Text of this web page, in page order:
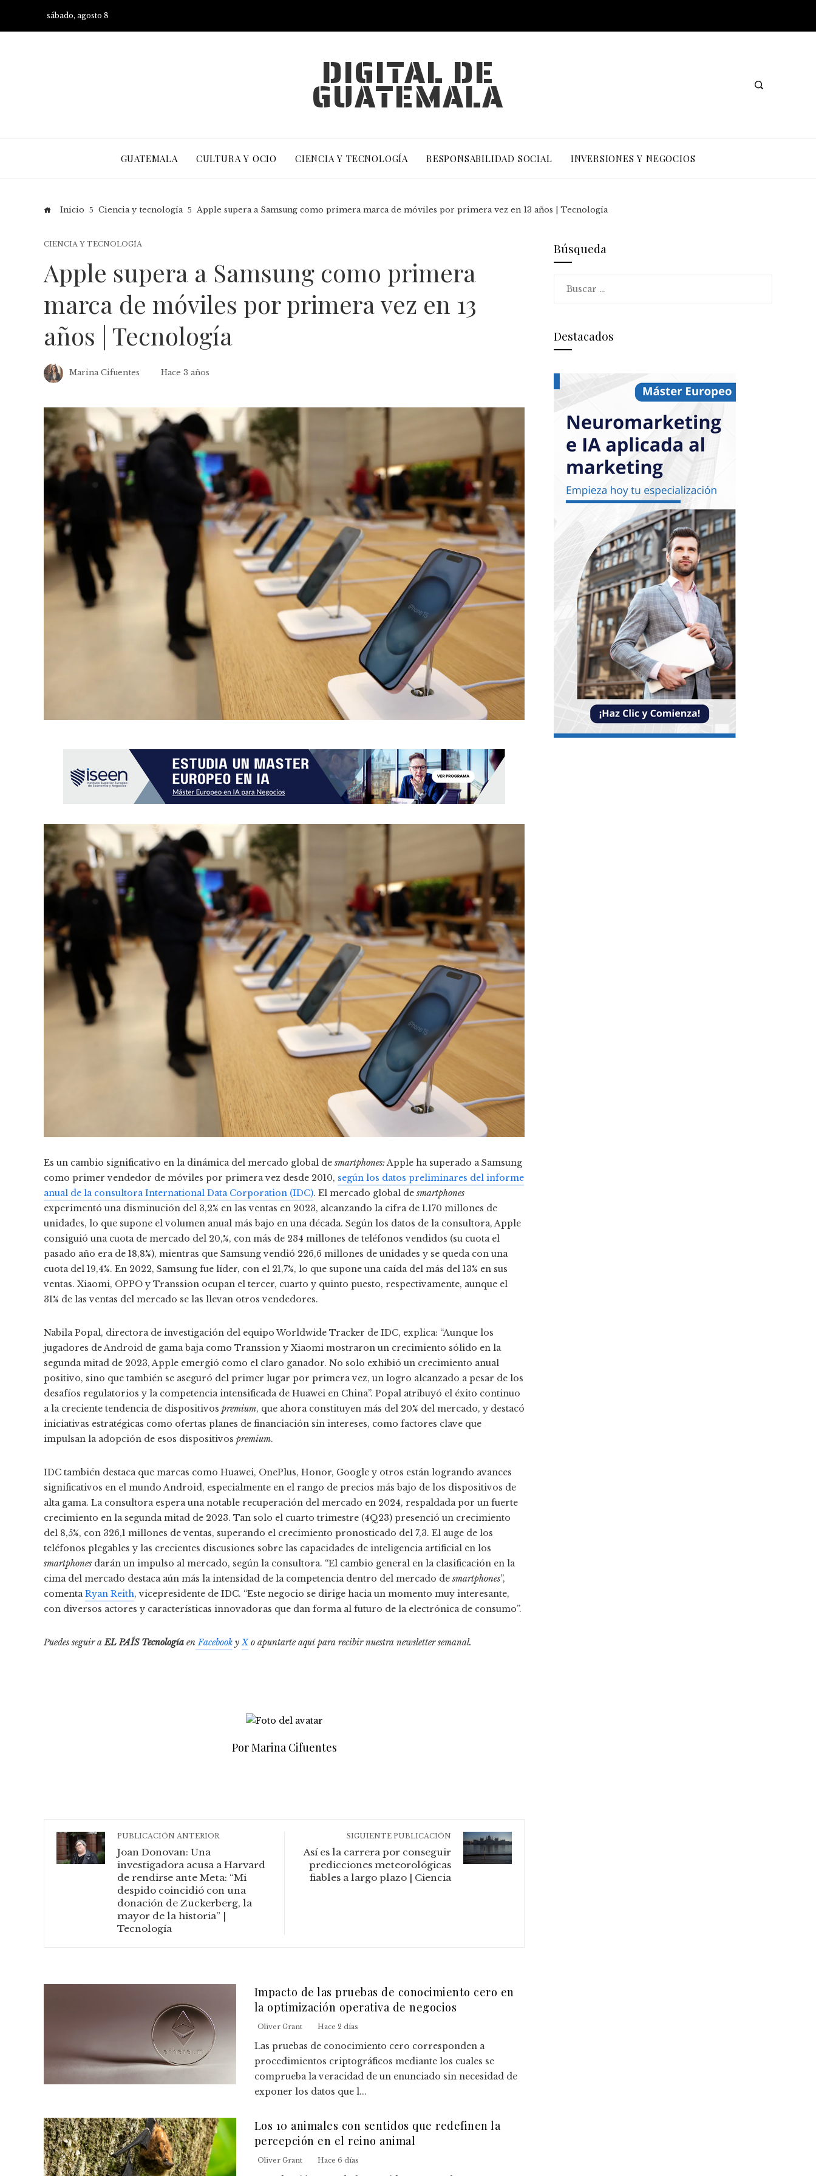
sábado, agosto 8
DIGITAL DE
GUATEMALA
GUATEMALA CULTURA Y OCIO CIENCIA Y TECNOLOGÍA RESPONSABILIDAD SOCIAL INVERSIONES Y NEGOCIOS
Inicio Ciencia y tecnología Apple supera a Samsung como primera marca de móviles por primera vez en 13 años | Tecnología
CIENCIA Y TECNOLOGÍA
Apple supera a Samsung como primera
marca de móviles por primera vez en 13
años | Tecnología
Marina Cifuentes Hace 3 años
Es un cambio significativo en la dinámica del mercado global de smartphones:Apple ha superado a Samsung
como primer vendedor de móviles por primera vez desde 2010, según los datos preliminares del informe
anual de la consultora International Data Corporation (IDC). El mercado global de smartphones
experimentó una disminución del 3,2% en las ventas en 2023, alcanzando la cifra de 1.170 millones de
unidades, lo que supone el volumen anual más bajo en una década. Según los datos de la consultora, Apple
consiguió una cuota de mercado del 20,%, con más de 234 millones de teléfonos vendidos (su cuota el
pasado año era de 18,8%), mientras que Samsung vendió 226,6 millones de unidades y se queda con una
cuota del 19,4%. En 2022, Samsung fue líder, con el 21,7%, lo que supone una caída del más del 13% en sus
ventas. Xiaomi, OPPO y Transsion ocupan el tercer, cuarto y quinto puesto, respectivamente, aunque el
31% de las ventas del mercado se las llevan otros vendedores.
Nabila Popal, directora de investigación del equipo Worldwide Tracker de IDC, explica: “Aunque los
jugadores de Android de gama baja como Transsion y Xiaomi mostraron un crecimiento sólido en la
segunda mitad de 2023, Apple emergió como el claro ganador. No solo exhibió un crecimiento anual
positivo, sino que también se aseguró del primer lugar por primera vez, un logro alcanzado a pesar de los
desafíos regulatorios y la competencia intensificada de Huawei en China”. Popal atribuyó el éxito continuo
a la creciente tendencia de dispositivos premium, que ahora constituyen más del 20% del mercado, y destacó
iniciativas estratégicas como ofertas planes de financiación sin intereses, como factores clave que
impulsan la adopción de esos dispositivos premium.
IDC también destaca que marcas como Huawei, OnePlus, Honor, Google y otros están logrando avances
significativos en el mundo Android, especialmente en el rango de precios más bajo de los dispositivos de
alta gama. La consultora espera una notable recuperación del mercado en 2024, respaldada por un fuerte
crecimiento en la segunda mitad de 2023. Tan solo el cuarto trimestre (4Q23) presenció un crecimiento
del 8,5%, con 326,1 millones de ventas, superando el crecimiento pronosticado del 7,3. El auge de los
teléfonos plegables y las crecientes discusiones sobre las capacidades de inteligencia artificial en los
smartphones darán un impulso al mercado, según la consultora. “El cambio general en la clasificación en la
cima del mercado destaca aún más la intensidad de la competencia dentro del mercado de smartphones”,
comentaRyan Reith, vicepresidente de IDC. “Este negocio se dirige hacia un momento muy interesante,
con diversos actores y características innovadoras que dan forma al futuro de la electrónica de consumo”.
Puedes seguir aEL PAÍS Tecnología en Facebook yXo apuntarte aquí para recibir nuestra newsletter semanal.
Por Marina Cifuentes
PUBLICACIÓN ANTERIOR
Joan Donovan: Una
investigadora acusa a Harvard
de rendirse ante Meta: “Mi
despido coincidió con una
donación de Zuckerberg, la
mayor de la historia” |
Tecnología
SIGUIENTE PUBLICACIÓN
Así es la carrera por conseguir
predicciones meteorológicas
fiables a largo plazo | Ciencia
Impacto de las pruebas de conocimiento cero en
la optimización operativa de negocios
Oliver Grant Hace 2 días
Las pruebas de conocimiento cero corresponden a
procedimientos criptográficos mediante los cuales se
comprueba la veracidad de un enunciado sin necesidad de
exponer los datos que l...
Los 10 animales con sentidos que redefinen la
percepción en el reino animal
Oliver Grant Hace 6 días
Búsqueda
Destacados